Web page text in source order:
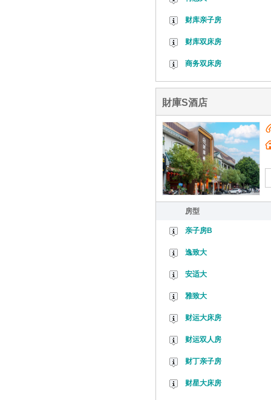
财库亲子房
财库双床房
商务双床房
財庫S酒店
房型
亲子房B
逸致大
安适大
雅致大
财运大床房
财运双人房
财丁亲子房
财星大床房